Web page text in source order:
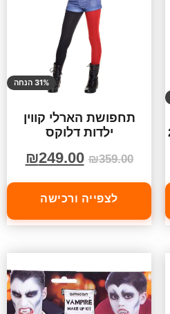
31% הנחה
תחפושת הארלי קווין
ילדות דלוקס
₪359.00
₪249.00
לצפייה ורכישה